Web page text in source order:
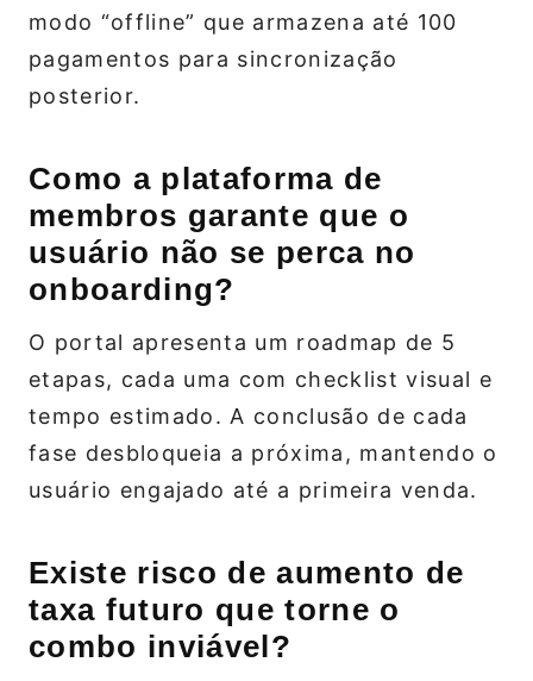
modo “offline” que armazena até 100
pagamentos para sincronização
posterior.
Como a plataforma de
membros garante que o
usuário não se perca no
onboarding?
O portal apresenta um roadmap de 5
etapas, cada uma com checklist visual e
tempo estimado. A conclusão de cada
fase desbloqueia a próxima, mantendo o
usuário engajado até a primeira venda.
Existe risco de aumento de
taxa futuro que torne o
combo inviável?